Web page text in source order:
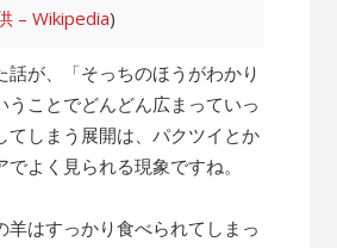
– Wikipedia)
話が、「そっちのほうがわかり
うことでどんどん広まっていっ
てしまう展開は、パクツイとか
よく見られる現象ですね。
羊はすっかり食べられてしまっ